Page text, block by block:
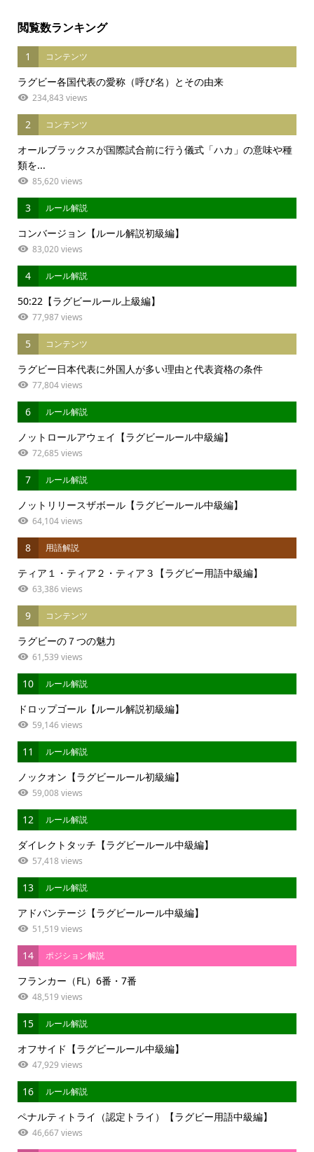
閲覧数ランキング
1 コンテンツ
ラグビー各国代表の愛称（呼び名）とその由来
234,843 views
2 コンテンツ
オールブラックスが国際試合前に行う儀式「ハカ」の意味や種
類を...
85,620 views
3 ルール解説
コンバージョン【ルール解説初級編】
83,020 views
4 ルール解説
50:22【ラグビールール上級編】
77,987 views
5 コンテンツ
ラグビー日本代表に外国人が多い理由と代表資格の条件
77,804 views
6 ルール解説
ノットロールアウェイ【ラグビールール中級編】
72,685 views
7 ルール解説
ノットリリースザボール【ラグビールール中級編】
64,104 views
8 用語解説
ティア１・ティア２・ティア３【ラグビー用語中級編】
63,386 views
9 コンテンツ
ラグビーの７つの魅力
61,539 views
10 ルール解説
ドロップゴール【ルール解説初級編】
59,146 views
11 ルール解説
ノックオン【ラグビールール初級編】
59,008 views
12 ルール解説
ダイレクトタッチ【ラグビールール中級編】
57,418 views
13 ルール解説
アドバンテージ【ラグビールール中級編】
51,519 views
14 ポジション解説
フランカー（FL）6番・7番
48,519 views
15 ルール解説
オフサイド【ラグビールール中級編】
47,929 views
16 ルール解説
ペナルティトライ（認定トライ）【ラグビー用語中級編】
46,667 views